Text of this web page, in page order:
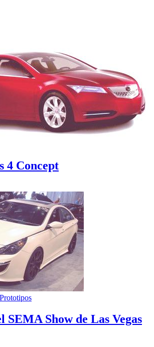
4 Concept
Prototipos
SEMA Show de Las Vegas